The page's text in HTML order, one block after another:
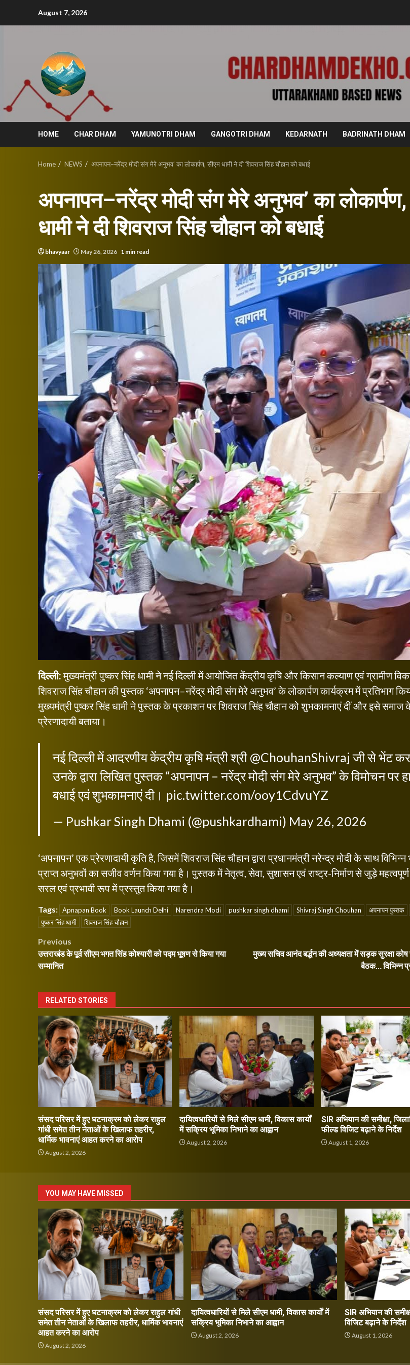
August 7, 2026
HOME CHAR DHAM YAMUNOTRI DHAM GANGOTRI DHAM KEDARNATH BADRINATH DHAM
Home NEWS अपनापन–नरेंद्र मोदी संग मेरे अनुभव’ का लोकार्पण, सीएम धामी ने दी शिवराज सिंह चौहान को बधाई
अपनापन–नरेंद्र मोदी संग मेरे अनुभव’ का
धामी ने दी शिवराज सिंह चौहान को बधाई
bhavyaar May 26, 2026 1 min read
दिल्ली:मुख्यमंत्री पुष्कर सिंह धामी ने नई दिल्ली में आयोजित केंद्रीय कृषि और किसान कल्याण एवं ग्रामीण
शिवराज सिंह चौहान की पुस्तक ‘अपनापन–नरेंद्र मोदी संग मेरे अनुभव’ के लोकार्पण कार्यक्रम में प्रतिभाग
मुख्यमंत्री पुष्कर सिंह धामी ने पुस्तक के प्रकाशन पर शिवराज सिंह चौहान को शुभकामनाएं दीं और इसे समाज
प्रेरणादायी बताया।
नई दिल्ली में आदरणीय केंद्रीय कृषि मंत्री श्री @ChouhanShivraj जी से भेंट
उनके द्वारा लिखित पुस्तक “अपनापन – नरेंद्र मोदी संग मेरे अनुभव” के विमोचन पर
बधाई एवं शुभकामनाएं दी। pic.twitter.com/ooy1CdvuYZ
— Pushkar Singh Dhami (@pushkardhami) May 26, 2026
‘अपनापन’ एक प्रेरणादायी कृति है, जिसमें शिवराज सिंह चौहान द्वारा प्रधानमंत्री नरेन्द्र मोदी के साथ
प्राप्त अनुभवों का सजीव वर्णन किया गया है। पुस्तक में नेतृत्व, सेवा, सुशासन एवं राष्ट्र-निर्माण से जुड़े महत्वपूर्ण
सरल एवं प्रभावी रूप में प्रस्तुत किया गया है।
Tags: Apnapan Book Book Launch Delhi Narendra Modi pushkar singh dhami Shivraj Singh Chouhan अपनापन पुस्तक
पुष्कर सिंह धामी
शिवराज सिंह चौहान
Post
navigation
Previous
उत्तराखंड के पूर्व सीएम भगत सिंह कोश्यारी को पद्म भूषण से किया गया
सम्मानित
मुख्य सचिव आनंद बर्द्धन की अध्यक्षता में सड़क सुरक्षा
बैठक… विभिन्न
RELATED STORIES
संसद परिसर में हुए घटनाक्रम को लेकर राहुल
गांधी समेत तीन नेताओं के खिलाफ तहरीर,
धार्मिक भावनाएं आहत करने का आरोप
August 2, 2026
दायित्वधारियों से मिले सीएम धामी, विकास कार्यों
में सक्रिय भूमिका निभाने का आह्वान
August 2, 2026
SIR अभियान की समीक्षा,
फील्ड विजिट बढ़ाने के निर्देश
August 1, 2026
YOU MAY HAVE MISSED
संसद परिसर में हुए घटनाक्रम को लेकर राहुल गांधी
समेत तीन नेताओं के खिलाफ तहरीर, धार्मिक भावनाएं
आहत करने का आरोप
August 2, 2026
दायित्वधारियों से मिले सीएम धामी, विकास कार्यों में
सक्रिय भूमिका निभाने का आह्वान
August 2, 2026
SIR अभियान की
विजिट बढ़ाने के निर्देश
August 1, 2026